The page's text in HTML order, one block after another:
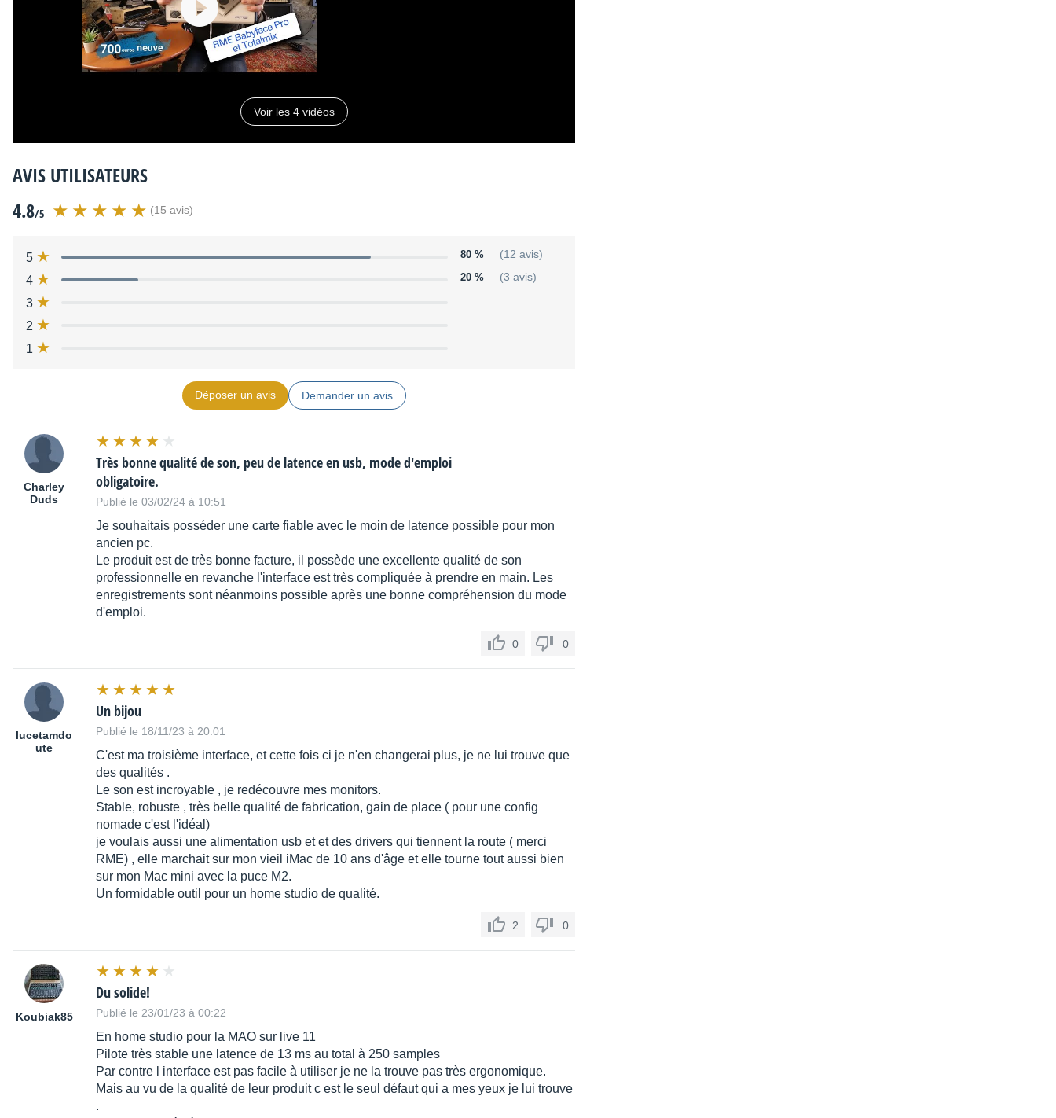
Voir les 4 vidéos
AVIS UTILISATEURS
4.8/5 (15 avis)
5 80 % (12 avis)
4 20 % (3 avis)
3
2
1
Déposer un avis Demander un avis
Charley
Duds
Très bonne qualité de son, peu de latence en usb, mode d'emploi
obligatoire.
Publié le 03/02/24 à 10:51
Je souhaitais posséder une carte fiable avec le moin de latence possible pour mon
ancien pc.
Le produit est de très bonne facture, il possède une excellente qualité de son
professionnelle en revanche l'interface est très compliquée à prendre en main. Les
enregistrements sont néanmoins possible après une bonne compréhension du mode
d'emploi.
0 0
lucetamdo
ute
Un bijou
Publié le 18/11/23 à 20:01
C'est ma troisième interface, et cette fois ci je n'en changerai plus, je ne lui trouve que
des qualités .
Le son est incroyable , je redécouvre mes monitors.
Stable, robuste , très belle qualité de fabrication, gain de place ( pour une config
nomade c'est l'idéal)
je voulais aussi une alimentation usb et et des drivers qui tiennent la route ( merci
RME) , elle marchait sur mon vieil iMac de 10 ans d'âge et elle tourne tout aussi bien
sur mon Mac mini avec la puce M2.
Un formidable outil pour un home studio de qualité.
2 0
Koubiak85
Du solide!
Publié le 23/01/23 à 00:22
En home studio pour la MAO sur live 11
Pilote très stable une latence de 13 ms au total à 250 samples
Par contre l interface est pas facile à utiliser je ne la trouve pas très ergonomique.
Mais au vu de la qualité de leur produit c est le seul défaut qui a mes yeux je lui trouve
.